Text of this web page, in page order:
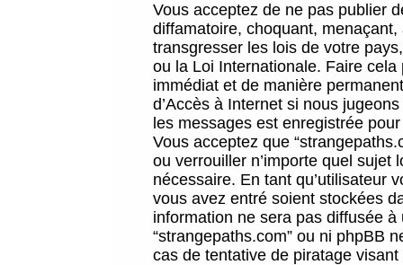
Vous acceptez de ne pas publier
diffamatoire, choquant,
transgresser les lois de votre
ou la Loi Internationale. Faire
immédiat et de manière
d’Accès à Internet si nous
les messages est enregistrée
Vous acceptez que
ou verrouiller n’importe quel sujet
nécessaire. En tant qu’utilisateur
vous avez entré soient stockées
information ne sera pas diffusée
“strangepaths.com” ou ni phpBB
cas de tentative de piratage